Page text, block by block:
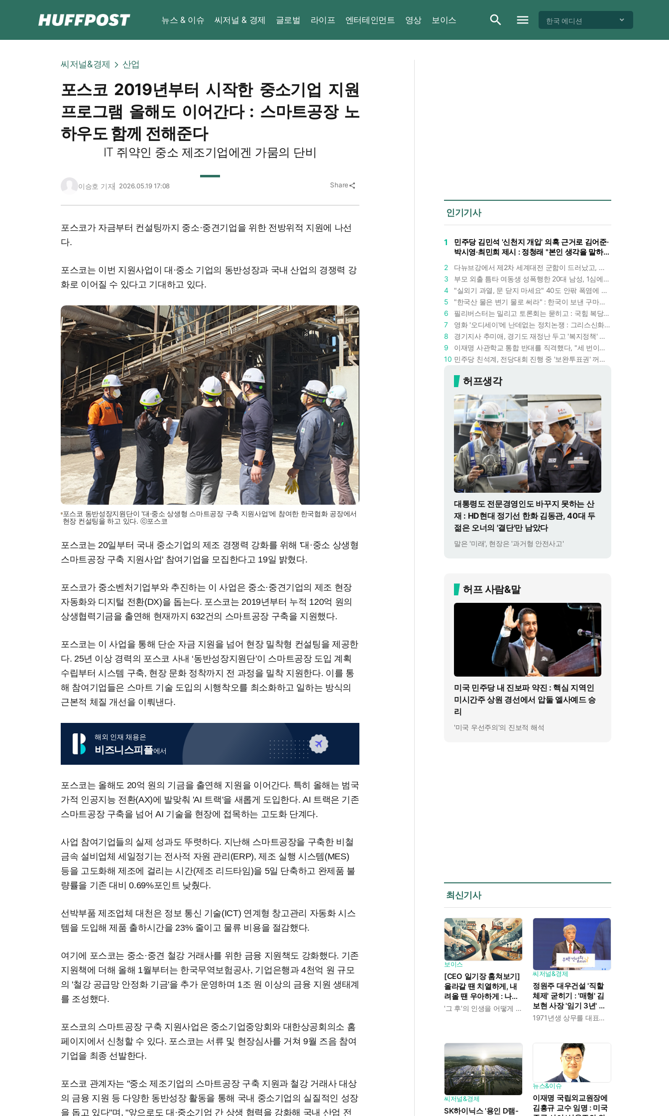
뉴스 & 이슈 씨저널 & 경제 글로벌 라이프 엔터테인먼트 영상 보이스 한국 에디션
씨저널&경제 산업
포스코 2019년부터 시작한 중소기업 지원
프로그램 올해도 이어간다 : 스마트공장 노
하우도 함께 전해준다
IT 쥐약인 중소 제조기업에겐 가뭄의 단비
이승호 기자 2026.05.19 17:08 Share share
포스코가 자금부터 컨설팅까지 중소·중견기업을 위한 전방위적 지원에 나선
다.
포스코는 이번 지원사업이 대·중소 기업의 동반성장과 국내 산업의 경쟁력 강
화로 이어질 수 있다고 기대하고 있다.
포스코 동반성장지원단이 '대·중소 상생형 스마트공장 구축 지원사업'에 참여한 한국협화 공장에서
현장 컨설팅을 하고 있다. ⓒ포스코
포스코는 20일부터 국내 중소기업의 제조 경쟁력 강화를 위해 '대·중소 상생형
스마트공장 구축 지원사업' 참여기업을 모집한다고 19일 밝혔다.
포스코가 중소벤처기업부와 추진하는 이 사업은 중소·중견기업의 제조 현장
자동화와 디지털 전환(DX)을 돕는다. 포스코는 2019년부터 누적 120억 원의
상생협력기금을 출연해 현재까지 632건의 스마트공장 구축을 지원했다.
포스코는 이 사업을 통해 단순 자금 지원을 넘어 현장 밀착형 컨설팅을 제공한
다. 25년 이상 경력의 포스코 사내 ‘동반성장지원단’이 스마트공장 도입 계획
수립부터 시스템 구축, 현장 문화 정착까지 전 과정을 밀착 지원한다. 이를 통
해 참여기업들은 스마트 기술 도입의 시행착오를 최소화하고 일하는 방식의
근본적 체질 개선을 이뤄낸다.
해외 인재 채용은
비즈니스피플에서
포스코는 올해도 20억 원의 기금을 출연해 지원을 이어간다. 특히 올해는 범국
가적 인공지능 전환(AX)에 발맞춰 'AI 트랙'을 새롭게 도입한다. AI 트랙은 기존
스마트공장 구축을 넘어 AI 기술을 현장에 접목하는 고도화 단계다.
사업 참여기업들의 실제 성과도 뚜렷하다. 지난해 스마트공장을 구축한 비철
금속 설비업체 세일정기는 전사적 자원 관리(ERP), 제조 실행 시스템(MES)
등을 고도화해 제조에 걸리는 시간(제조 리드타임)을 5일 단축하고 완제품 불
량률을 기존 대비 0.69%포인트 낮췄다.
선박부품 제조업체 대천은 정보 통신 기술(ICT) 연계형 창고관리 자동화 시스
템을 도입해 제품 출하시간을 23% 줄이고 물류 비용을 절감했다.
여기에 포스코는 중소·중견 철강 거래사를 위한 금융 지원책도 강화했다. 기존
지원책에 더해 올해 1월부터는 한국무역보험공사, 기업은행과 4천억 원 규모
의 '철강 공급망 안정화 기금'을 추가 운영하며 1조 원 이상의 금융 지원 생태계
를 조성했다.
포스코의 스마트공장 구축 지원사업은 중소기업중앙회와 대한상공회의소 홈
페이지에서 신청할 수 있다. 포스코는 서류 및 현장심사를 거쳐 9월 즈음 참여
기업을 최종 선발한다.
포스코 관계자는 "중소 제조기업의 스마트공장 구축 지원과 철강 거래사 대상
의 금융 지원 등 다양한 동반성장 활동을 통해 국내 중소기업의 실질적인 성장
을 돕고 있다"며, "앞으로도 대·중소기업 간 상생 협력을 강화해 국내 산업 전
인기기사
1
민주당 김민석 '신천지 개입' 의혹 근거로 김어준·
박시영·최민희 제시 : 정청래 "본인 생각을 말하
2
다뉴브강에서 제2차 세계대전 군함이 드러났고, 포항 수돗물은 갑자기 짜졌다 : 폭염·가뭄이 만든 낯선 풍경
3
부모 외출 틈타 여동생 성폭행한 20대 남성, 1심에서 5년형 선고 : 친족 간 '암수범죄'의 심각성
4
"실외기 과열, 문 닫지 마세요" 40도 안팎 폭염에 쉼 없이 도는 에어컨 : 화재 위험 경고등!
5
"한국산 물은 변기 물로 써라" : 한국이 보낸 구마모토 지진 구호품에 한 일본인의 '어처구니 없는' 반응
6
필리버스터는 밀리고 토론회는 묻히고 : 국힘 복당 원하는 한동훈, '검사 정치'의 한계만 드러내나
7
영화 '오디세이'에 난데없는 정치논쟁 : 그리스신화 공간에서 '트럼프 전쟁의 참혹함'이 보인다
8
경기지사 추미애, 경기도 재정난 두고 '복지정책' 탓하는 시선에 정면 반박 : "고령자와 아이 인구 급증"
9
이재명 사관학교 통합 반대를 직격했다, "세 번이나 군사 쿠데타 했는데 압도적 지위"
10
민주당 친석계, 전당대회 진행 중 '보완투표권' 꺼냈다 : '사후 투표 허용' 무리수에 정청래 "투표 쿠데타"
허프생각
대통령도 전문경영인도 바꾸지 못하는 산
재 : HD현대 정기선 한화 김동관, 40대 두
젊은 오너의 '결단'만 남았다
말은 '미래', 현장은 '과거형 안전사고'
허프 사람&말
미국 민주당 내 진보파 약진 : 핵심 지역인
미시간주 상원 경선에서 압둘 엘사예드 승
리
'미국 우선주의'의 진보적 해석
최신기사
보이스
[CEO 일기장 훔쳐보기]
올라갈 땐 치열하게, 내
려올 땐 우아하게 : 나만
의 커리어 설계법
'그 후'의 인생을 어떻게 살 것인가
씨저널&경제
정원주 대우건설 '직할
체제' 굳히기 : '매형' 김
보현 사장 '임기 3년' 받
고 4개월 만에 물러났다
1971년생 상무를 대표이사로 발탁
씨저널&경제
SK하이닉스 '용인 D램-
뉴스&이슈
이재명 국립외교원장에
김흥규 교수 임명 : 미국